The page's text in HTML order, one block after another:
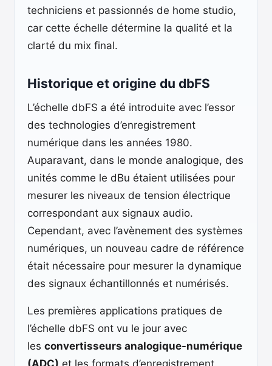
techniciens et passionnés de home studio,
car cette échelle détermine la qualité et la
clarté du mix final.
Historique et origine du dbFS
L’échelle dbFS a été introduite avec l’essor
des technologies d’enregistrement
numérique dans les années 1980.
Auparavant, dans le monde analogique, des
unités comme le dBu étaient utilisées pour
mesurer les niveaux de tension électrique
correspondant aux signaux audio.
Cependant, avec l’avènement des systèmes
numériques, un nouveau cadre de référence
était nécessaire pour mesurer la dynamique
des signaux échantillonnés et numérisés.
Les premières applications pratiques de
l’échelle dbFS ont vu le jour avec
les convertisseurs analogique-numérique
(ADC) et les formats d’enregistrement